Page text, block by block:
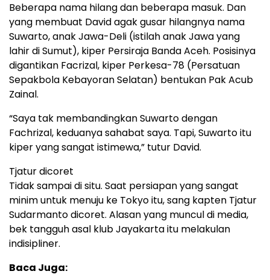
Beberapa nama hilang dan beberapa masuk. Dan
yang membuat David agak gusar hilangnya nama
Suwarto, anak Jawa-Deli (istilah anak Jawa yang
lahir di Sumut), kiper Persiraja Banda Aceh. Posisinya
digantikan Facrizal, kiper Perkesa-78 (Persatuan
Sepakbola Kebayoran Selatan) bentukan Pak Acub
Zainal.
“Saya tak membandingkan Suwarto dengan
Fachrizal, keduanya sahabat saya. Tapi, Suwarto itu
kiper yang sangat istimewa,” tutur David.
Tjatur dicoret
Tidak sampai di situ. Saat persiapan yang sangat
minim untuk menuju ke Tokyo itu, sang kapten Tjatur
Sudarmanto dicoret. Alasan yang muncul di media,
bek tangguh asal klub Jayakarta itu melakulan
indisipliner.
Baca Juga: